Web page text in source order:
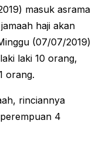
masuk asrama
haji akan
(07/07/2019)
laki 10 orang,
orang.
rinciannya
4